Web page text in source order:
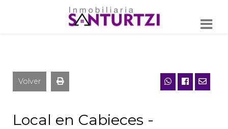
Volver
Local en Cabieces -